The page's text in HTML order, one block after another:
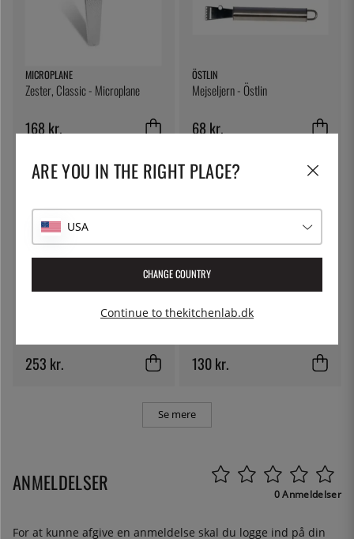
MICROPLANE
Zester, Classic - Microplane
168 kr.
ÖSTLIN
Mejseljern - Östlin
68 kr.
253 kr.
EXXENT
130 kr.
Se mere
ANMELDELSER 0 Anmeldelser
For at kunne afgive en anmeldelse skal du logge ind på din
ARE YOU IN THE RIGHT PLACE?
USA
CHANGE COUNTRY
Continue to thekitchenlab.dk